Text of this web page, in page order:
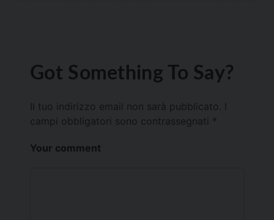
Got Something To Say?
Il tuo indirizzo email non sarà pubblicato.
campi obbligatori sono contrassegnati *
Your comment